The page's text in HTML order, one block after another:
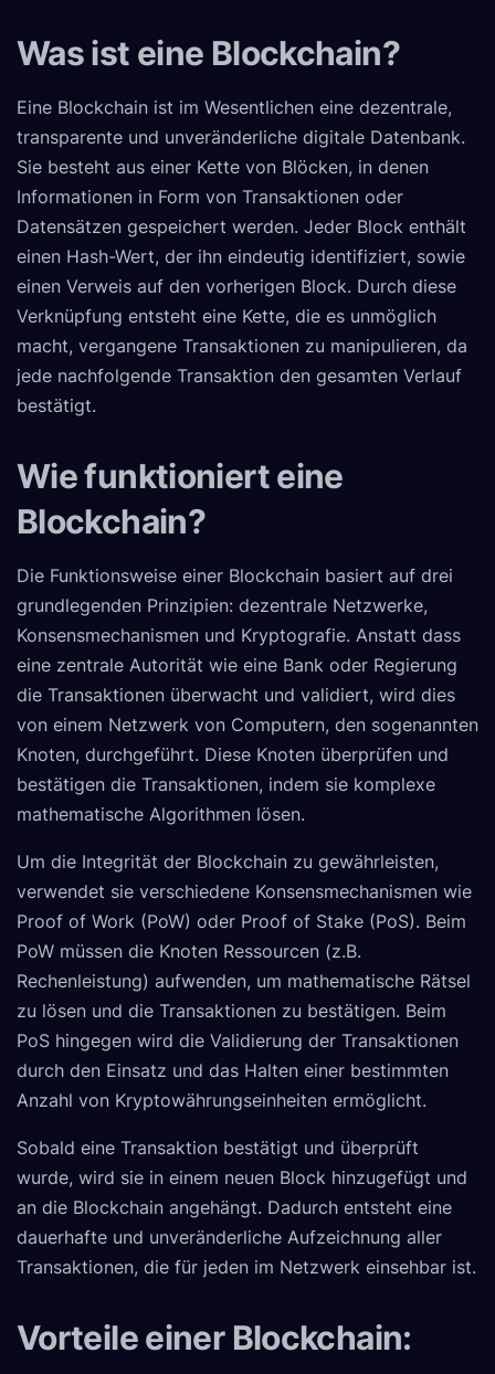
Was ist eine Blockchain?
Eine Blockchain ist im Wesentlichen eine dezentrale,
transparente und unveränderliche digitale Datenbank.
Sie besteht aus einer Kette von Blöcken, in denen
Informationen in Form von Transaktionen oder
Datensätzen gespeichert werden. Jeder Block enthält
einen Hash-Wert, der ihn eindeutig identifiziert, sowie
einen Verweis auf den vorherigen Block. Durch diese
Verknüpfung entsteht eine Kette, die es unmöglich
macht, vergangene Transaktionen zu manipulieren, da
jede nachfolgende Transaktion den gesamten Verlauf
bestätigt.
Wie funktioniert eine
Blockchain?
Die Funktionsweise einer Blockchain basiert auf drei
grundlegenden Prinzipien: dezentrale Netzwerke,
Konsensmechanismen und Kryptografie. Anstatt dass
eine zentrale Autorität wie eine Bank oder Regierung
die Transaktionen überwacht und validiert, wird dies
von einem Netzwerk von Computern, den sogenannten
Knoten, durchgeführt. Diese Knoten überprüfen und
bestätigen die Transaktionen, indem sie komplexe
mathematische Algorithmen lösen.
Um die Integrität der Blockchain zu gewährleisten,
verwendet sie verschiedene Konsensmechanismen wie
Proof of Work (PoW) oder Proof of Stake (PoS). Beim
PoW müssen die Knoten Ressourcen (z.B.
Rechenleistung) aufwenden, um mathematische Rätsel
zu lösen und die Transaktionen zu bestätigen. Beim
PoS hingegen wird die Validierung der Transaktionen
durch den Einsatz und das Halten einer bestimmten
Anzahl von Kryptowährungseinheiten ermöglicht.
Sobald eine Transaktion bestätigt und überprüft
wurde, wird sie in einem neuen Block hinzugefügt und
an die Blockchain angehängt. Dadurch entsteht eine
dauerhafte und unveränderliche Aufzeichnung aller
Transaktionen, die für jeden im Netzwerk einsehbar ist.
Vorteile einer Blockchain: